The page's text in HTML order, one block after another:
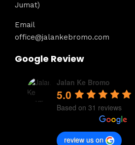
Jumat)
Email
office@jalankebromo.com
Google Review
Jalan Ke Bromo
5.0
Based on 31 reviews
review us on